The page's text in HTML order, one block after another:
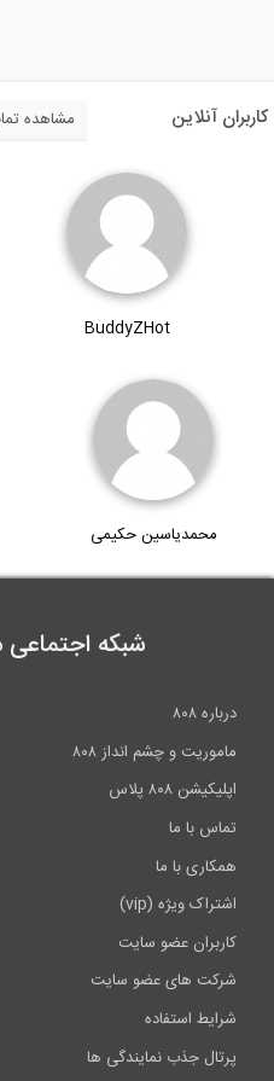
کاربران آنلاین مشاهده
BuddyZHot
محمدیاسین حکیمی
شبکه اجتماعی
درباره ۸۰۸
ماموریت و چشم انداز ۸۰۸
اپلیکیشن ۸۰۸ پلاس
تماس با ما
همکاری با ما
اشتراک ویژه (vip)
کاربران عضو سایت
شرکت های عضو سایت
شرایط استفاده
پرتال جذب نمایندگی ها